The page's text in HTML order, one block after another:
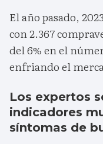
El año pasado,
con 2.367
del 6% en el
enfriando el
Los expertos
indicadores
síntomas de